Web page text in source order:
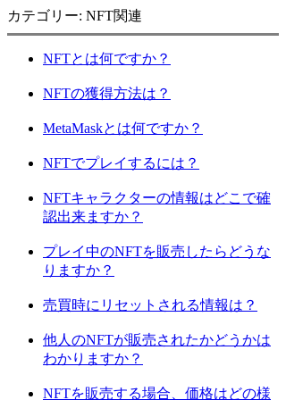
カテゴリー: NFT関連
NFTとは何ですか？
NFTの獲得方法は？
MetaMaskとは何ですか？
NFTでプレイするには？
NFTキャラクターの情報はどこで確
認出来ますか？
プレイ中のNFTを販売したらどうな
りますか？
売買時にリセットされる情報は？
他人のNFTが販売されたかどうかは
わかりますか？
NFTを販売する場合、価格はどの様